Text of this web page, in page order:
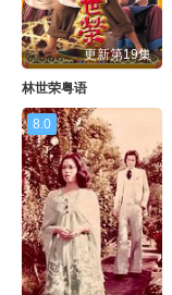
更新第19集
林世荣粤语
8.0